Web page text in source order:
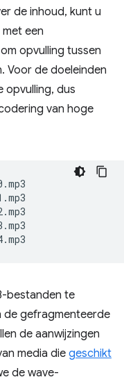
de inhoud, kunt u
een
opvulling tussen
Voor de doeleinden
opvulling, dus
van hoge
bestanden te
de gefragmenteerde
de aanwijzingen
media die geschikt
de wave-